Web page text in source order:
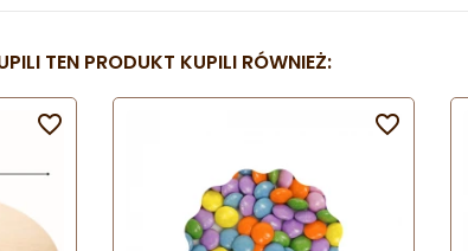
TEN PRODUKT KUPILI RÓWNIEŻ:
 